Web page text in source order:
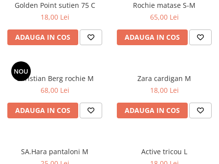
Golden Point sutien 75 C
18,00 Lei
ADAUGA IN COS
Rochie matase S-M
65,00 Lei
ADAUGA IN COS
NOU
Christian Berg rochie M
68,00 Lei
ADAUGA IN COS
Zara cardigan M
18,00 Lei
ADAUGA IN COS
SA.Hara pantaloni M
Active tricou L